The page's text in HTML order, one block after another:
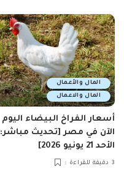
المال والأعمال
المال والاعمال
أسعار الفراخ البيضاء اليوم
الآن في مصر [تحديث مباشر:
الأحد 21 يونيو 2026]
3 دقيقة للقراءة